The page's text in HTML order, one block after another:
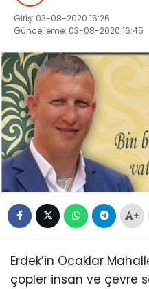
Giriş: 03-08-2020 16:26
Güncelleme: 03-08-2020 16:45
+
Erdek’in Ocaklar
çöpler insan ve çevre